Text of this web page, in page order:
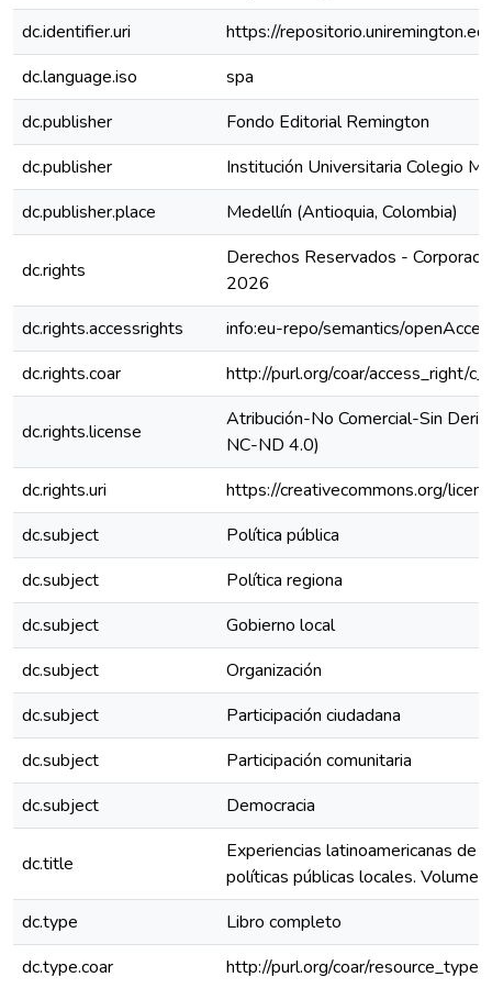
dc.identifier.uri
https://
dc.language.iso
spa
dc.publisher
Fondo Editorial Remington
dc.publisher
Institución Universitaria Colegio
dc.publisher.place
Medellín (Antioquia, Colombia)
dc.rights
Derechos Reservados -
2026
dc.rights.accessrights
info:eu-repo/semantics/
dc.rights.coar
http://purl.org/coar/access_right/
dc.rights.license
Atribución-No Comercial-Sin
NC-ND 4.0)
dc.rights.uri
https://creativecommons.org/
dc.subject
Política pública
dc.subject
Política regiona
dc.subject
Gobierno local
dc.subject
Organización
dc.subject
Participación ciudadana
dc.subject
Participación comunitaria
dc.subject
Democracia
dc.title
Experiencias latinoamericanas de
políticas públicas locales. Volumen
dc.type
Libro completo
dc.type.coar
http://purl.org/coar/resource_type/